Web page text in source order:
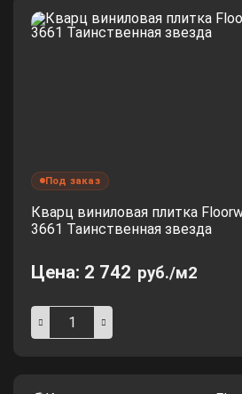
Под заказ
Кварц виниловая плитка
3661 Таинственная звезда
Цена: 2 742 руб./м2